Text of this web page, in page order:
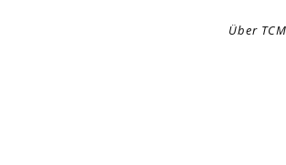
Über TCM